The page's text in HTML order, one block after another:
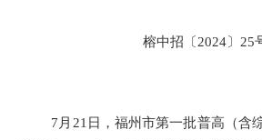
榕中招〔2024〕 25
7 月 21 日，福州市第一批普高（含